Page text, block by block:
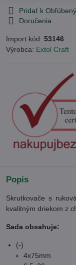
Pridať k
Doručenia
Import kód: 53146
Výrobca: Extol Craft
Popis
Skrutkovače s
kvalitným driekom z
Sada obsahuje:
(-)
4x75mm